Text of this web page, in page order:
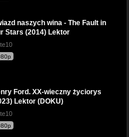
naszych wina - The Fault in
Stars (2014) Lektor
Ford. XX-wieczny życiorys
Lektor (DOKU)